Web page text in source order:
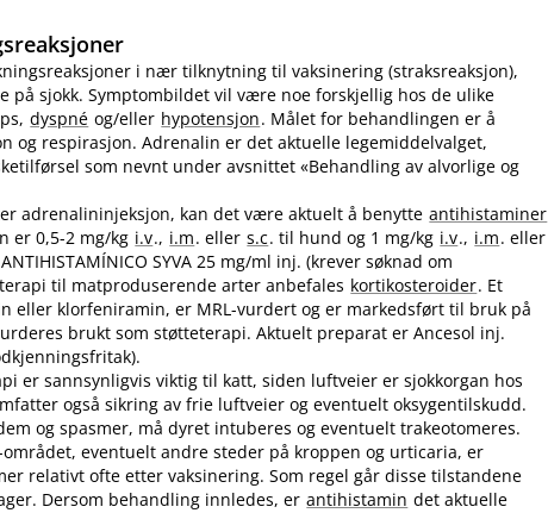
i nær tilknytning til vaksinering (straksreaksjon),
på sjokk. Symptombildet vil være noe forskjellig hos de ulike
dyspné og​/​eller hypotensjon. Målet for behandlingen er å
og respirasjon. Adrenalin er det aktuelle legemiddelvalget,
som nevnt under avsnittet «Behandling av alvorlige og
adrenalininjeksjon, kan det være aktuelt å benytte antihistaminer
er 0,5-2 mg/kg i.v., i.m. eller s.c. til hund og 1 mg/kg i.v., i.m. eller
SYVA 25 mg/ml inj. (krever søknad om
til matproduserende arter anbefales kortikosteroider. Et
eller klorfeniramin, er MRL-vurdert og er markedsført til bruk på
brukt som støtteterapi. Aktuelt preparat er Ancesol inj.
er sannsynligvis viktig til katt, siden luftveier er sjokkorgan hos
også sikring av frie luftveier og eventuelt oksygentilskudd.
og spasmer, må dyret intuberes og eventuelt trakeotomeres.
eventuelt andre steder på kroppen og urticaria, er
relativt ofte etter vaksinering. Som regel går disse tilstandene
Dersom behandling innledes, er antihistamin det aktuelle